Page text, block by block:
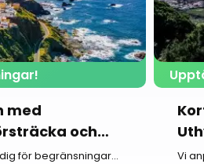
med
och
för begränsningar... Vi